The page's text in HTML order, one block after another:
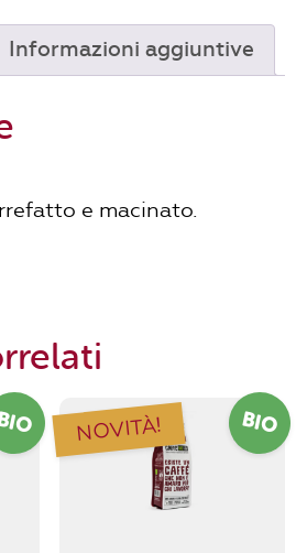
Informazioni aggiuntive
e macinato.
BIO
NOVITÀ!